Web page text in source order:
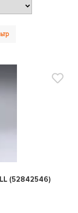
0(52842546)